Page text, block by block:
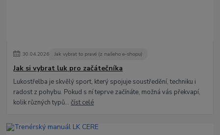
30.04.2026 Jak vybrat to pravé (z našeho e-shopu)
Jak si vybrat luk pro začátečníka
Lukostřelba je skvělý sport, který spojuje soustředění, techniku i
radost z pohybu. Pokud s ní teprve začínáte, možná vás překvapí,
kolik různých typů...číst celé